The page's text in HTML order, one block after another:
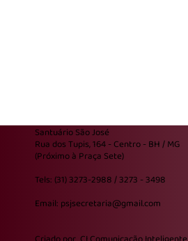
Santuário São José
Rua dos Tupis, 164 - Centro - BH / MG
(Próximo à Praça Sete)
Tels: (31) 3273-2988 / 3273 - 3498
Email: psjsecretaria@gmail.com